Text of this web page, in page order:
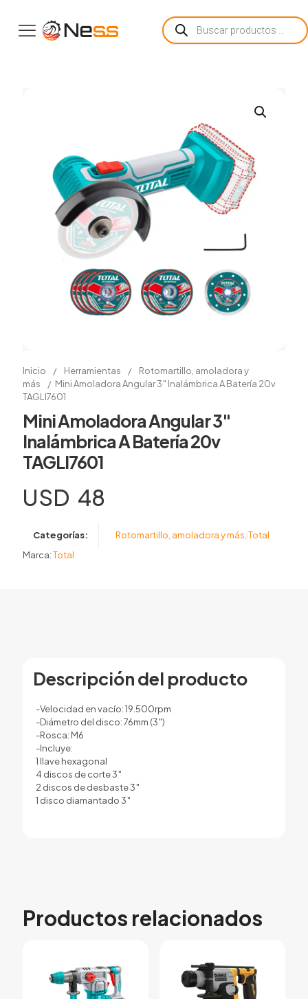
Búsqueda
de
productos
Inicio / Herramientas /
Rotomartillo, amoladora y
más
/ Mini Amoladora Angular 3″ Inalámbrica A Batería 20v
TAGLI7601
Mini Amoladora Angular 3″
Inalámbrica A Batería 20v
TAGLI7601
USD 48
Categorías: Rotomartillo, amoladora y más Total
Marca:Total
Descripción del producto
-Velocidad en vacío: 19.500rpm
-Diámetro del disco: 76mm (3″)
-Rosca: M6
-Incluye:
1 llave hexagonal
4 discos de corte 3″
2 discos de desbaste 3″
1 disco diamantado 3″
Productos relacionados